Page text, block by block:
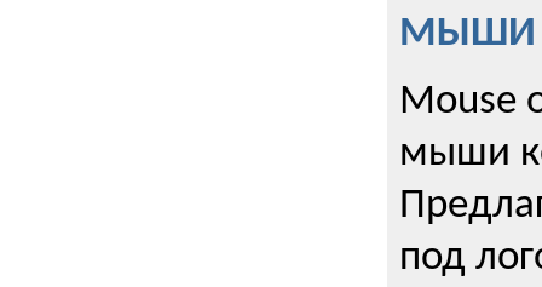
МЫШИ
Mouse
мыши
под